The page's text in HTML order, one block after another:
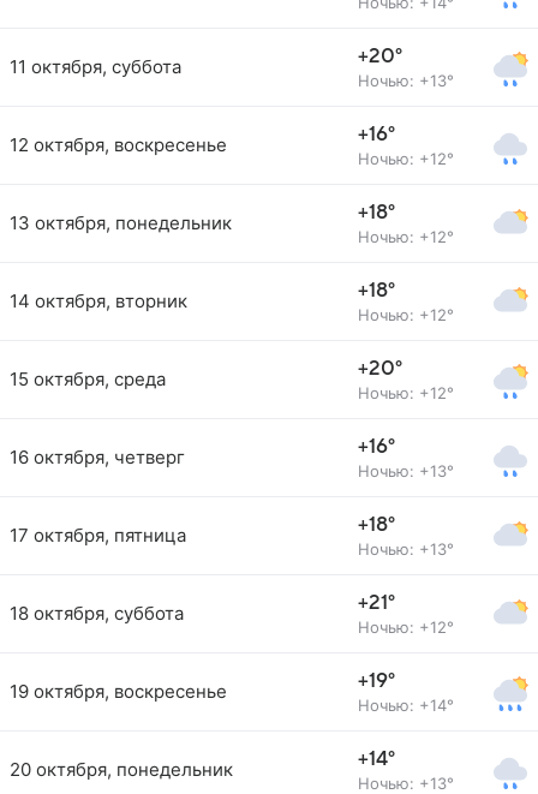
11 октября, суббота +20°
Ночью: +13°
12 октября, воскресенье +16°
Ночью: +12°
13 октября, понедельник +18°
Ночью: +12°
14 октября, вторник +18°
Ночью: +12°
15 октября, среда +20°
Ночью: +12°
16 октября, четверг +16°
Ночью: +13°
17 октября, пятница +18°
Ночью: +13°
18 октября, суббота +21°
Ночью: +12°
19 октября, воскресенье +19°
Ночью: +14°
20 октября, понедельник +14°
Ночью: +13°